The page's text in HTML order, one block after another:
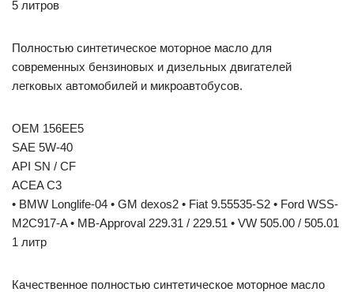
5 литров
Полностью синтетическое моторное масло для
современных бензиновых и дизельных двигателей
легковых автомобилей и микроавтобусов.
OEM 156EE5
SAE 5W-40
API SN / CF
ACEA C3
• BMW Longlife-04 • GM dexos2 • Fiat 9.55535-S2 • Ford WSS-
M2C917-A • MB-Approval 229.31 / 229.51 • VW 505.00 / 505.01
1 литр
Качественное полностью синтетическое моторное масло